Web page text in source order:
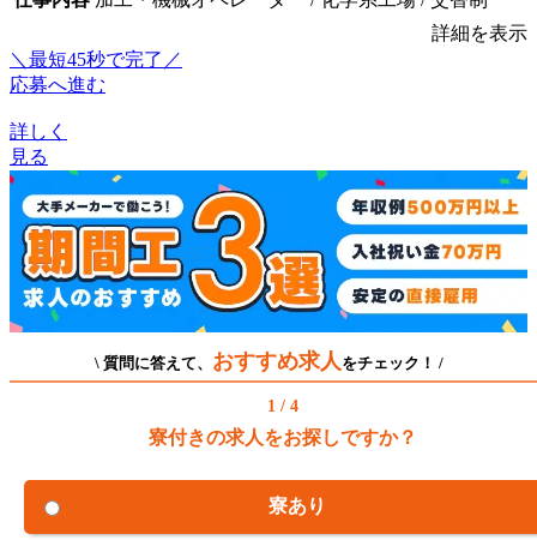
詳細を表示
＼最短45秒で完了／
応募へ進む
詳しく
見る
\ 質問に答えて、 おすすめ求人 をチェック！ /
1 / 4
寮付きの求人をお探しですか？
寮あり